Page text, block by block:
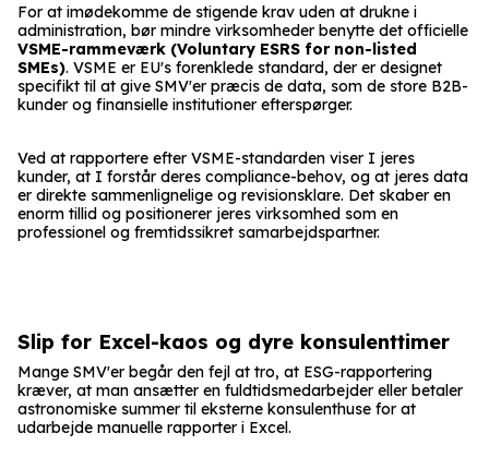
For at imødekomme de stigende krav uden at drukne i
administration, bør mindre virksomheder benytte det officielle
VSME-rammeværk (Voluntary ESRS for non-listed
SMEs). VSME er EU's forenklede standard, der er designet
specifikt til at give SMV'er præcis de data, som de store B2B-
kunder og finansielle institutioner efterspørger.
Ved at rapportere efter VSME-standarden viser I jeres
kunder, at I forstår deres compliance-behov, og at jeres data
er direkte sammenlignelige og revisionsklare. Det skaber en
enorm tillid og positionerer jeres virksomhed som en
professionel og fremtidssikret samarbejdspartner.
Slip for Excel-kaos og dyre konsulenttimer
Mange SMV'er begår den fejl at tro, at ESG-rapportering
kræver, at man ansætter en fuldtidsmedarbejder eller betaler
astronomiske summer til eksterne konsulenthuse for at
udarbejde manuelle rapporter i Excel.